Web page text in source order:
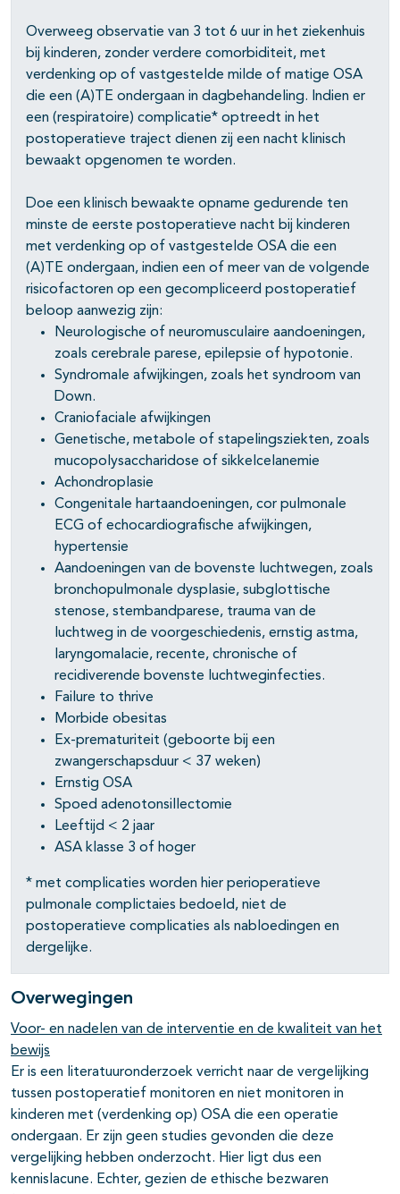
Overweeg observatie van 3 tot 6 uur in het ziekenhuis
bij kinderen, zonder verdere comorbiditeit, met
verdenking op of vastgestelde milde of matige OSA
die een (A)TE ondergaan in dagbehandeling. Indien er
een (respiratoire) complicatie* optreedt in het
postoperatieve traject dienen zij een nacht klinisch
bewaakt opgenomen te worden.
Doe een klinisch bewaakte opname gedurende ten
minste de eerste postoperatieve nacht bij kinderen
met verdenking op of vastgestelde OSA die een
(A)TE ondergaan, indien een of meer van de volgende
risicofactoren op een gecompliceerd postoperatief
beloop aanwezig zijn:
Neurologische of neuromusculaire aandoeningen,
zoals cerebrale parese, epilepsie of hypotonie.
Syndromale afwijkingen, zoals het syndroom van
Down.
Craniofaciale afwijkingen
Genetische, metabole of stapelingsziekten, zoals
mucopolysaccharidose of sikkelcelanemie
Achondroplasie
Congenitale hartaandoeningen, cor pulmonale
ECG of echocardiografische afwijkingen,
hypertensie
Aandoeningen van de bovenste luchtwegen, zoals
bronchopulmonale dysplasie, subglottische
stenose, stembandparese, trauma van de
luchtweg in de voorgeschiedenis, ernstig astma,
laryngomalacie, recente, chronische of
recidiverende bovenste luchtweginfecties.
Failure to thrive
Morbide obesitas
Ex-prematuriteit (geboorte bij een
zwangerschapsduur < 37 weken)
Ernstig OSA
Spoed adenotonsillectomie
Leeftijd < 2 jaar
ASA klasse 3 of hoger
* met complicaties worden hier perioperatieve
pulmonale complictaies bedoeld, niet de
postoperatieve complicaties als nabloedingen en
dergelijke.
Overwegingen
Voor- en nadelen van de interventie en de kwaliteit van het
bewijs
Er is een literatuuronderzoek verricht naar de vergelijking
tussen postoperatief monitoren en niet monitoren in
kinderen met (verdenking op) OSA die een operatie
ondergaan. Er zijn geen studies gevonden die deze
vergelijking hebben onderzocht. Hier ligt dus een
kennislacune. Echter, gezien de ethische bezwaren